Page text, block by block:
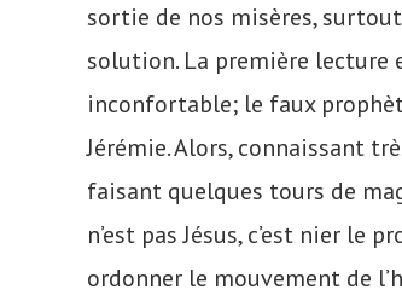
sortie de nos misères,
solution. La première
inconfortable; le faux
Jérémie. Alors, connaissant
faisant quelques tours de
n’est pas Jésus, c’est nier le
ordonner le mouvement de